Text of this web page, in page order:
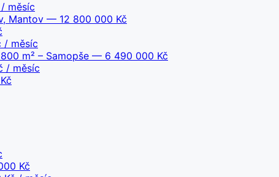
měsíc
Mantov — 12 800 000 Kč
/ měsíc
m² – Samopše — 6 490 000 Kč
/ měsíc
Kč